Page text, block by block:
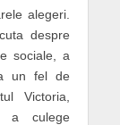
alegeri.
despre
sociale, a
un fel de
Victoria,
a culege